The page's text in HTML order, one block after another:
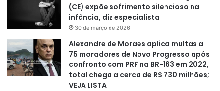
(CE) expõe sofrimento silencioso na
infância, diz especialista
30 de março de 2026
Alexandre de Moraes aplica multas a
75 moradores de Novo Progresso após
confronto com PRF na BR-163 em 2022,
total chega a cerca de R$ 730 milhões;
VEJA LISTA